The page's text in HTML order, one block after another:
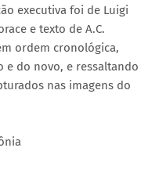
executiva foi de Luigi
e texto de A.C.
ordem cronológica,
e do novo, e ressaltando
nas imagens do